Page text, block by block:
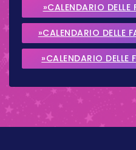
»CALENDARIO
»CALENDARIO DELLE
»CALENDARIO DELLE